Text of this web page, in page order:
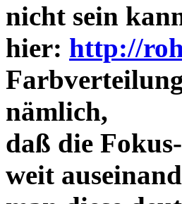
nicht sein
hier: http://
nämlich,
daß die
weit